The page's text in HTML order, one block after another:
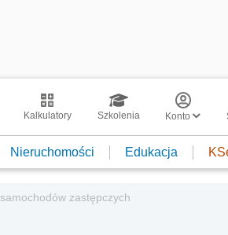
Kalkulatory Szkolenia Konto
Nieruchomości Edukacja
zastępczych